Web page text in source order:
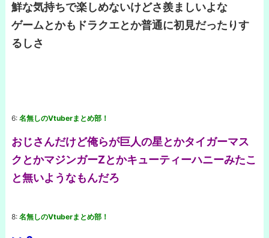
鮮な気持ちで楽しめないけどさ羨ましいよな
ゲームとかもドラクエとか普通に初見だったりす
るしさ
6: 名無しのVtuberまとめ部！
おじさんだけど俺らが巨人の星とかタイガーマス
クとかマジンガーZとかキューティーハニーみたこ
と無いようなもんだろ
8: 名無しのVtuberまとめ部！